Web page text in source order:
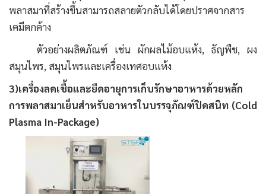
พลาสมาที่สร้างขึ้นสามารถสลายตัวกลับได้โดยปราศจากสาร
เคมีตกค้าง
ตัวอย่างผลิตภัณฑ์ เช่น ผักผลไม้อบแห้ง, ธัญพืช, ผง
สมุนไพร, สมุนไพรและเครื่องเทศอบแห้ง
3)เครื่องลดเชื้อและยืดอายุการเก็บรักษาอาหารด้วยหลัก
การพลาสมาเย็นสำหรับอาหารในบรรจุภัณฑ์ปิดสนิท (Cold
Plasma In-Package)